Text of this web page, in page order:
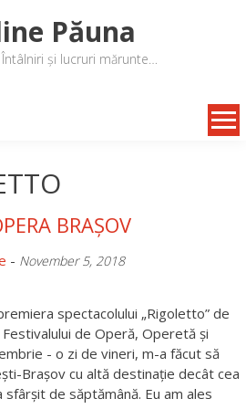
Păuna
și lucruri mărunte…
BRAȘOV
- November 5, 2018
spectacolului „Rigoletto” de
de Operă, Operetă și
- o zi de vineri, m-a făcut să
Brașov cu altă destinație decât cea
de săptămână. Eu am ales